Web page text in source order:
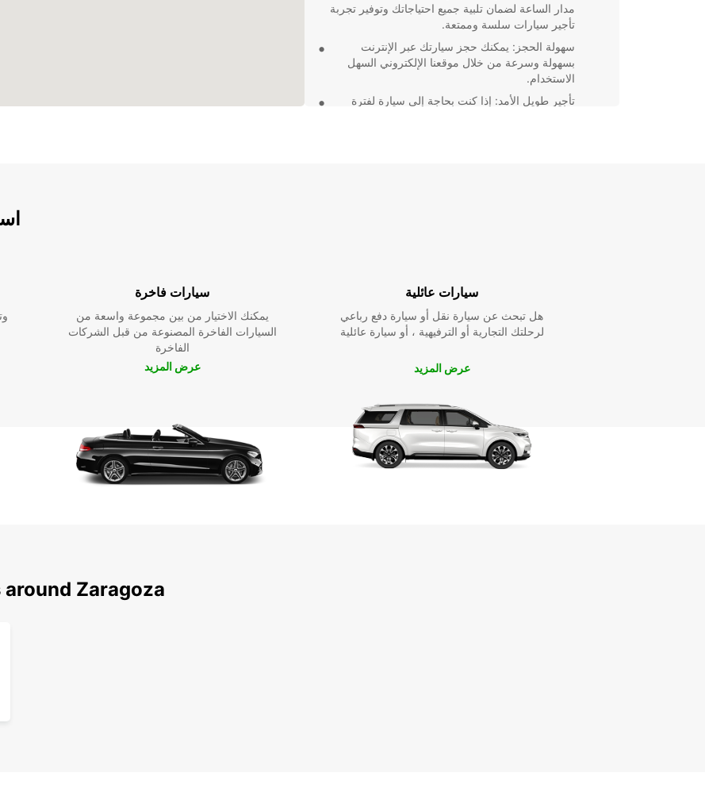
مدار الساعة لضمان تلبية جميع احتياجاتك وتوفير تجربة
تأجير سيارات سلسة وممتعة.
سهولة الحجز: يمكنك حجز سيارتك عبر الإنترنت
بسهولة وسرعة من خلال موقعنا الإلكتروني السهل
الاستخدام.
تأجير طويل الأمد: إذا كنت بحاجة إلى سيارة لفترة
سيارات فاخرة
يمكنك الاختيار من بين مجموعة واسعة من
السيارات الفاخرة المصنوعة من قبل الشركات
الفاخرة
عرض المزيد
سيارات عائلية
هل تبحث عن سيارة نقل أو سيارة دفع رباعي
لرحلتك التجارية أو الترفيهية ، أو سيارة عائلية
عرض المزيد
Zaragoza